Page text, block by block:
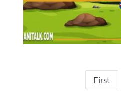
First